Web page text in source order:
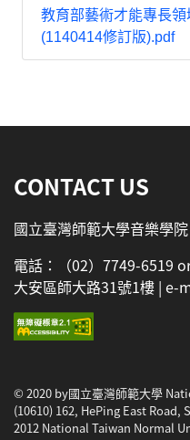
教育部藝術才能專長
(1140414修訂版).pdf
CONTACT US
國立臺灣師範大學音樂學
電話：（02）7749-6519
大安區師大路31號1樓 | e-
© 2020 by國立臺灣師範大學
(10610) 162, HePing East
2012 National Taiwan Normal